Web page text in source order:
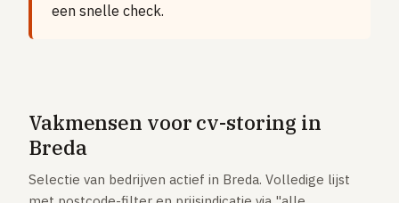
Airco installeren
Spouwmuur isoleren
ELEKTRA
Groepenkast vervangen
een snelle check.
Vakmensen voor cv-storing in
Breda
Selectie van bedrijven actief in Breda. Volledige lijst